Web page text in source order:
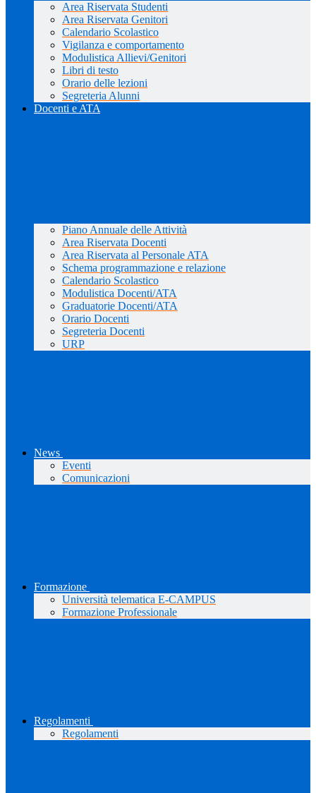
Area Riservata Studenti
Area Riservata Genitori
Calendario Scolastico
Vigilanza e comportamento
Modulistica Allievi/Genitori
Libri di testo
Orario delle lezioni
Segreteria Alunni
Docenti e ATA
Piano Annuale delle Attività
Area Riservata Docenti
Area Riservata al Personale ATA
Schema programmazione e relazione
Calendario Scolastico
Modulistica Docenti/ATA
Graduatorie Docenti/ATA
Orario Docenti
Segreteria Docenti
URP
News
Eventi
Comunicazioni
Formazione
Università telematica E-CAMPUS
Formazione Professionale
Regolamenti
Regolamenti